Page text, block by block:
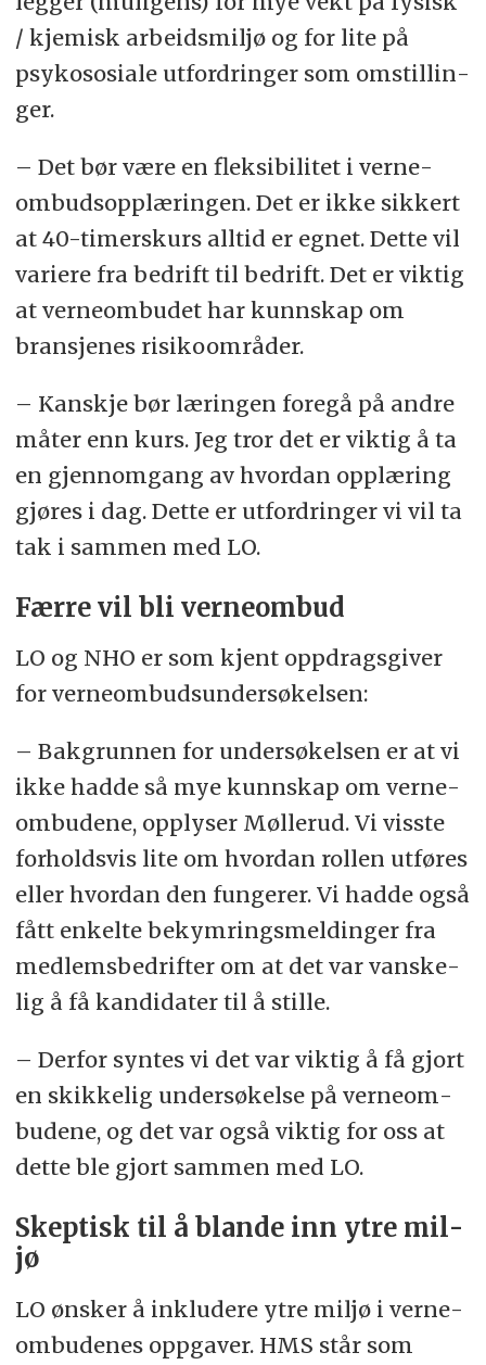
/ kjemisk arbeids­miljø og for lite på
psyko­so­sia­le ut­ford­rin­ger som om­stil­lin­
ger.
– Det bør være en flek­si­bi­li­tet i verne­
ombuds­opp­læringen. Det er ikke sik­kert
at 40-timers­kurs all­tid er eg­net. Det­te vil
va­rie­re fra be­drift til be­drift. Det er vik­tig
at ver­ne­om­bu­det har kunn­skap om
bran­sje­nes ri­si­ko­om­rå­der.
– Kan­skje bør læ­rin­gen fore­gå på and­re
må­ter enn kurs. Jeg tror det er vik­tig å ta
en gjen­nom­gang av hvor­dan opp­læ­ring
gjø­res i dag. Det­te er ut­ford­rin­ger vi vil ta
tak i sam­men med LO.
Fær­re vil bli ver­ne­om­bud
LO og NHO er som kjent opp­drags­giver
for verne­ombuds­under­søkelsen:
– Bak­grun­nen for un­der­sø­kel­sen er at vi
ikke had­de så mye kunn­skap om ver­ne­
om­bu­de­ne, opp­ly­ser Møllerud. Vi viss­te
for­holds­vis lite om hvor­dan rol­len ut­fø­res
el­ler hvor­dan den fun­ge­rer. Vi had­de også
fått en­kel­te be­kym­rings­mel­din­ger fra
med­lems­be­drif­ter om at det var van­ske­
lig å få kan­di­da­ter til å stil­le.
– Der­for syn­tes vi det var vik­tig å få gjort
en skik­ke­lig un­der­sø­kel­se på ver­ne­om­
bu­de­ne, og det var også vik­tig for oss at
det­te ble gjort sam­men med LO.
Skep­tisk til å blan­de inn ytre mil­
jø
LO øns­ker å in­klu­de­re ytre mil­jø i ver­ne­
om­bu­de­nes opp­ga­ver. HMS står som